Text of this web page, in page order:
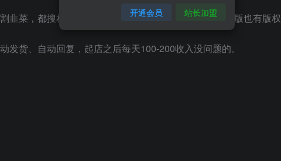
韭菜，都搜相关类型课程，花几块、几十块买一份，盗版也有版权
发货、自动回复，起店之后每天100-200收入没问题的。
开通会员 站长加盟